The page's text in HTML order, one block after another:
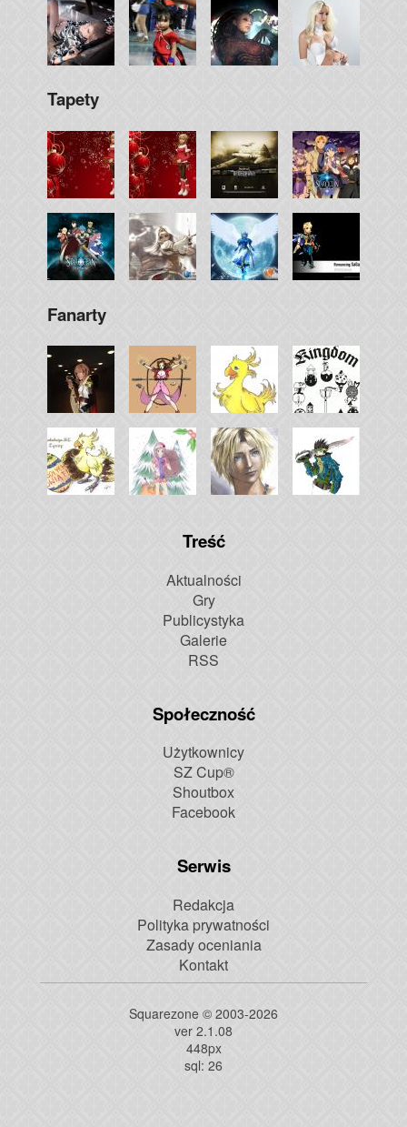
Tapety
Fanarty
Treść
Aktualności
Gry
Publicystyka
Galerie
RSS
Społeczność
Użytkownicy
SZ Cup®
Shoutbox
Facebook
Serwis
Redakcja
Polityka prywatności
Zasady oceniania
Kontakt
Squarezone © 2003-2026
ver 2.1.08
448px
sql: 26